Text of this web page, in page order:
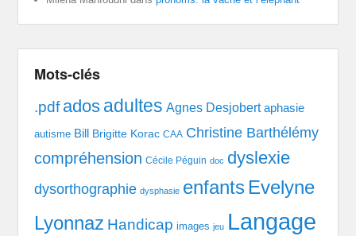
Mots-clés
.pdf ados adultes Agnes Desjobert aphasie
autisme Bill Brigitte Korac CAA Christine Barthélémy
compréhension Cécile Péguin doc dyslexie
dysorthographie dysphasie enfants Evelyne
Lyonnaz Handicap images jeu Langage